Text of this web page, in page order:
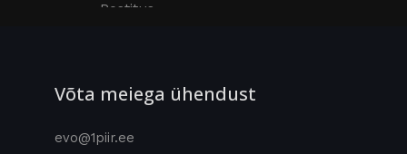
Postitus
Võta meiega ühendust
evo@1piir.ee